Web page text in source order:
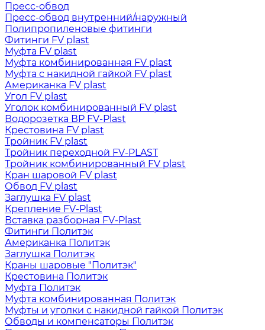
Пресс-обвод
Пресс-обвод внутренний/наружный
Полипропиленовые фитинги
Фитинги FV plast
Муфта FV plast
Муфта комбинированная FV plast
Муфта с накидной гайкой FV plast
Американка FV plast
Угол FV plast
Уголок комбинированный FV plast
Водорозетка ВР FV-Plast
Крестовина FV plast
Тройник FV plast
Тройник переходной FV-PLAST
Тройник комбинированный FV plast
Кран шаровой FV plast
Обвод FV plast
Заглушка FV plast
Крепление FV-Plast
Вставка разборная FV-Plast
Фитинги Политэк
Американка Политэк
Заглушка Политэк
Краны шаровые "Политэк"
Крестовина Политэк
Муфта Политэк
Муфта комбинированная Политэк
Муфты и уголки с накидной гайкой Политэк
Обводы и компенсаторы Политэк